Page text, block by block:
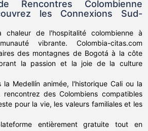
Rencontres Colombienne
les Connexions Sud-
chaleur de l'hospitalité colombienne à
vibrante. Colombia-citas.com
des montagnes de Bogotá à la côte
la passion et la joie de la culture
Medellín animée, l'historique Cali ou la
rencontrez des Colombiens compatibles
pour la vie, les valeurs familiales et les
entièrement gratuite tout en